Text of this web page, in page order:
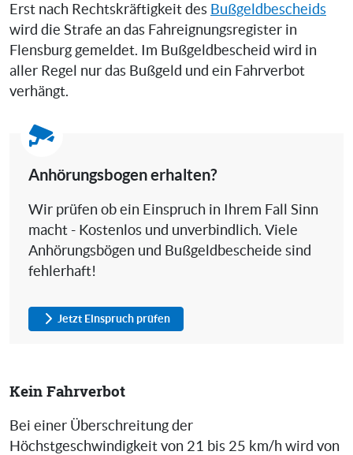
Erst nach Rechtskräftigkeit des Bußgeldbescheids
wird die Strafe an das Fahreignungsregister in
Flensburg gemeldet. Im Bußgeldbescheid wird in
aller Regel nur das Bußgeld und ein Fahrverbot
verhängt.
Anhörungsbogen erhalten?
Wir prüfen ob ein Einspruch in Ihrem Fall Sinn
macht - Kostenlos und unverbindlich. Viele
Anhörungsbögen und Bußgeldbescheide sind
fehlerhaft!
Jetzt Einspruch prüfen
Kein Fahrverbot
Bei einer Überschreitung der
Höchstgeschwindigkeit von 21 bis 25 km/h wird von